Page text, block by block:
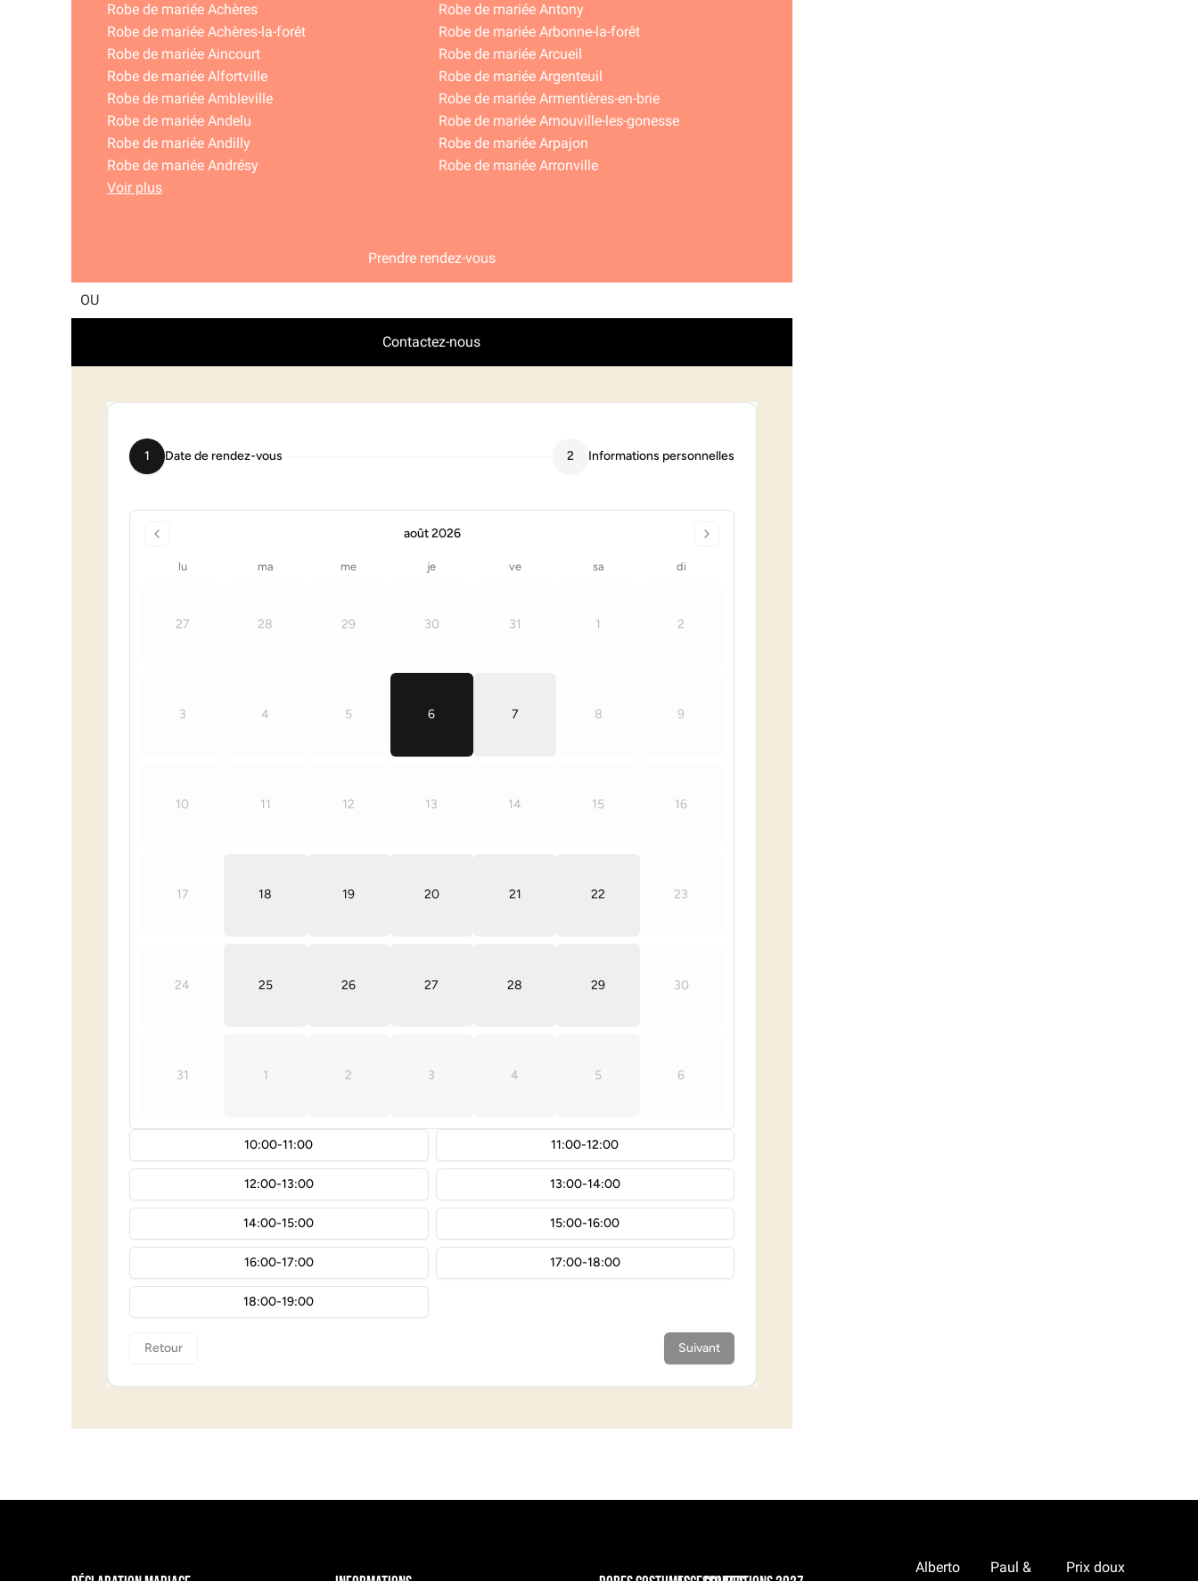
Robe de mariée Achères
Robe de mariée Achères-la-forêt
Robe de mariée Aincourt
Robe de mariée Alfortville
Robe de mariée Ambleville
Robe de mariée Andelu
Robe de mariée Andilly
Robe de mariée Andrésy
Robe de mariée Antony
Robe de mariée Arbonne-la-forêt
Robe de mariée Arcueil
Robe de mariée Argenteuil
Robe de mariée Armentières-en-brie
Robe de mariée Arnouville-les-gonesse
Robe de mariée Arpajon
Robe de mariée Arronville
Voir plus
Prendre rendez-vous
Contactez-nous
Alberto
Paul &
Prix doux